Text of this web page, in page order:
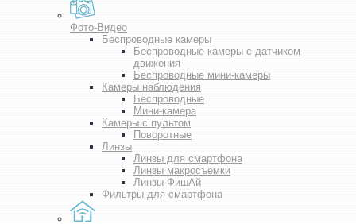
Фото-Видео
Беспроводные камеры
Беспроводные камеры с датчиком
движения
Беспроводные мини-камеры
Камеры наблюдения
Беспроводные
Мини-камера
Камеры с пультом
Поворотные
Линзы
Линзы для смартфона
Линзы макросъемки
Линзы ФишАй
Фильтры для смартфона